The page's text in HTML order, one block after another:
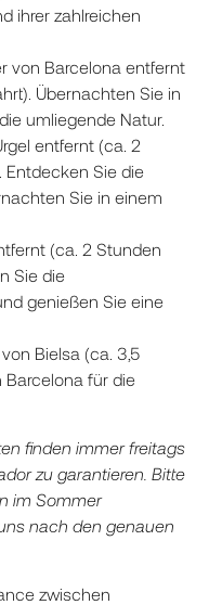
ihrer zahlreichen
von Barcelona entfernt
Übernachten Sie in
umliegende Natur.
entfernt (ca. 2
Entdecken Sie die
Sie in einem
(ca. 2 Stunden
Sie die
genießen Sie eine
Bielsa (ca. 3,5
Barcelona für die
finden immer freitags
zu garantieren. Bitte
im Sommer
nach den genauen
zwischen